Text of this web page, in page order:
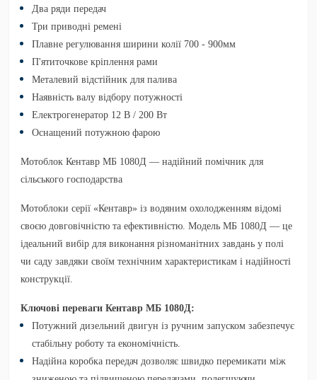
Два ряди передач
Три приводні ремені
Плавне регулювання ширини колії 700 - 900мм
П'ятиточкове кріплення рами
Металевий відстійник для палива
Наявність валу відбору потужності
Електрогенератор 12 В / 200 Вт
Оснащений потужною фарою
Мотоблок Кентавр МБ 1080Д — надійний помічник для
сільського господарства
Мотоблоки серії «Кентавр» із водяним охолодженням відомі
своєю довговічністю та ефективністю. Модель МБ 1080Д — це
ідеальний вибір для виконання різноманітних завдань у полі
чи саду завдяки своїм технічним характеристикам і надійності
конструкції.
Ключові переваги Кентавр МБ 1080Д:
Потужний дизельний двигун із ручним запуском забезпечує
стабільну роботу та економічність.
Надійна коробка передач дозволяє швидко перемикати між